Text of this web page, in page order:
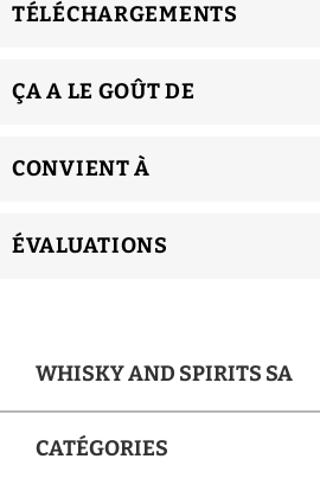
TÉLÉCHARGEMENTS
ÇA A LE GOÛT DE
CONVIENT À
ÉVALUATIONS
WHISKY AND SPIRITS SA
CATÉGORIES